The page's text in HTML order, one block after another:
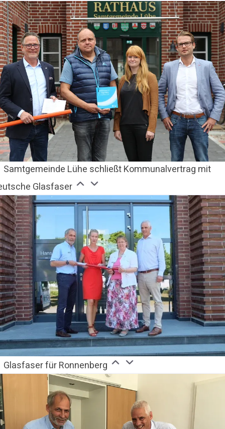
Samtgemeinde Lühe schließt Kommunalvertrag mit
Glasfaser
Glasfaser für Ronnenberg